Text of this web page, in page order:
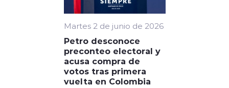
Martes 2 de junio de 2026
Petro desconoce
preconteo electoral y
acusa compra de
votos tras primera
vuelta en Colombia